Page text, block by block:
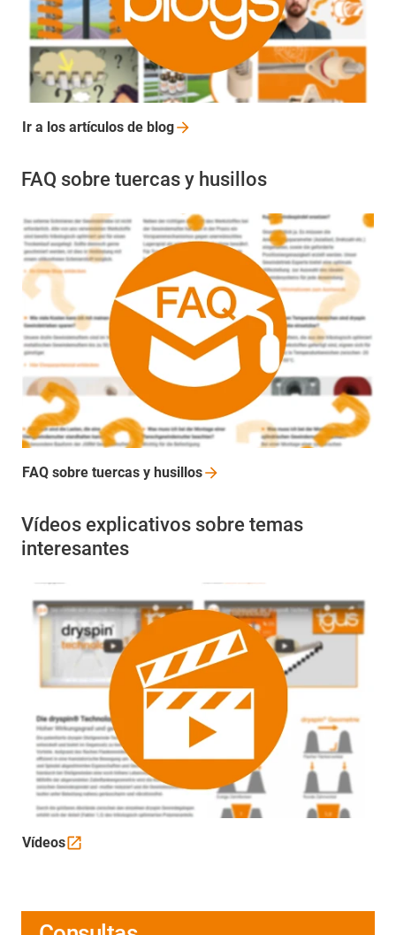
Ir a los artículos de blog
FAQ sobre tuercas y husillos
FAQ sobre tuercas y husillos
Vídeos explicativos sobre temas
interesantes
Vídeos